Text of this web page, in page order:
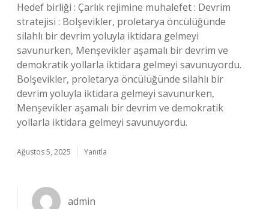
Hedef birliği : Çarlık rejimine muhalefet : Devrim
stratejisi : Bolşevikler, proletarya öncülüğünde
silahlı bir devrim yoluyla iktidara gelmeyi
savunurken, Menşevikler aşamalı bir devrim ve
demokratik yollarla iktidara gelmeyi savunuyordu.
Bolşevikler, proletarya öncülüğünde silahlı bir
devrim yoluyla iktidara gelmeyi savunurken,
Menşevikler aşamalı bir devrim ve demokratik
yollarla iktidara gelmeyi savunuyordu.
Ağustos 5, 2025 Yanıtla
admin